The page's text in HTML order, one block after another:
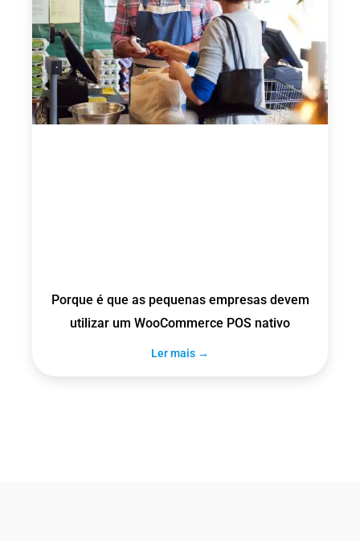
Porque é que as pequenas empresas devem
utilizar um WooCommerce POS nativo
Ler mais →